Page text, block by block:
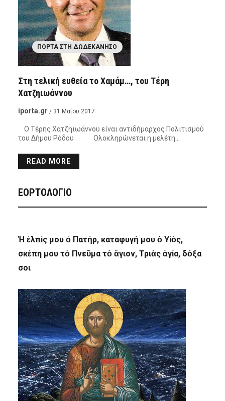
ΠΌΡΤΑ ΣΤΗ ΔΩΔΕΚΆΝΗΣΟ
Στη τελική ευθεία το Χαμάμ…, του Τέρη
Χατζηιωάννου
iporta.gr / 31 Μαΐου 2017
Ο Τέρης Χατζηιωάννου είναι αντιδήμαρχος Πολιτισμού
του Δήμου Ρόδου Ολοκληρώνεται η μελέτη…
READ MORE
ΕΟΡΤΟΛΟΓΙΟ
Ἡ ἐλπίς μου ὁ Πατήρ, καταφυγή μου ὁ Υἱός,
σκέπη μου τὸ Πνεῦμα τὸ ἅγιον, Τριὰς ἁγία, δόξα
σοι